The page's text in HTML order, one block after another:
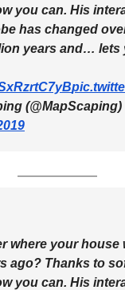
you can. His
has changed
years and…
(@MapScaping)
where your house
ago? Thanks to
you can. His